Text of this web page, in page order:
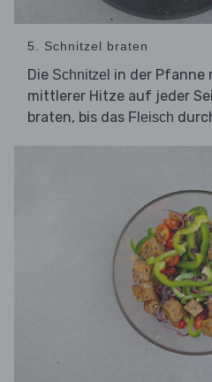
5. Schnitzel braten
Die Schnitzel in der Pfanne
mittlerer Hitze auf jeder
braten, bis das Fleisch